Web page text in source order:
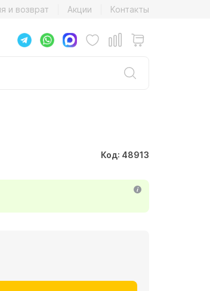
и возврат Акции Контакты
Код: 48913